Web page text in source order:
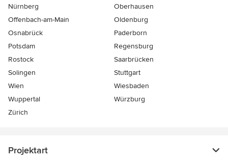
Nürnberg
Oberhausen
Offenbach-am-Main
Oldenburg
Osnabrück
Paderborn
Potsdam
Regensburg
Rostock
Saarbrücken
Solingen
Stuttgart
Wien
Wiesbaden
Wuppertal
Würzburg
Zürich
Projektart